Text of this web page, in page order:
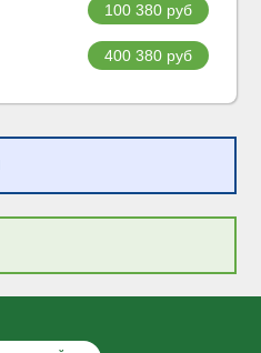
100 380руб
400 380руб